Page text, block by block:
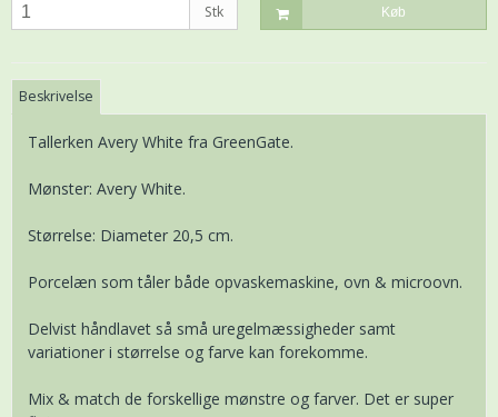
Stk Køb
Beskrivelse
Tallerken Avery White fra GreenGate.
Mønster: Avery White.
Størrelse: Diameter 20,5 cm.
Porcelæn som tåler både opvaskemaskine, ovn & microovn.
Delvist håndlavet så små uregelmæssigheder samt
variationer i størrelse og farve kan forekomme.
Mix & match de forskellige mønstre og farver. Det er super